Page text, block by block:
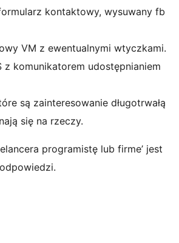
kontaktowy, wysuwany fb
VM z ewentualnymi wtyczkami.
z komunikatorem udostępnianiem
są zainteresowanie długotrwałą
się na rzeczy.
programistę lub firme’ jest